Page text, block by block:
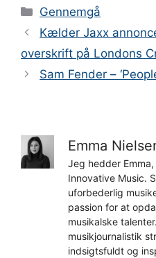
Kategorier
Gennemgå
Kælder Jaxx
overskrift på Londons
Sam Fender –
Emma
Jeg hedder
Innovative Music.
uforbederlig
passion for at
musikalske
musikjournalistik
indsigtsfuldt og